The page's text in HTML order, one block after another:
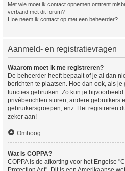
Met wie moet ik contact opnemen omtrent
verband met dit forum?
Hoe neem ik contact op met een beheerder?
Aanmeld- en registratievragen
Waarom moet ik me registreren?
De beheerder heeft bepaalt of je al dan
berichten te plaatsen. Hoe dan ook, als
functies gebruiken. Zo kun je
privéberichten sturen, andere gebruikers
gebruikersgroepen, enz. Het registreren
zeker aan!
Omhoog
Wat is COPPA?
COPPA is de afkorting voor het Engelse